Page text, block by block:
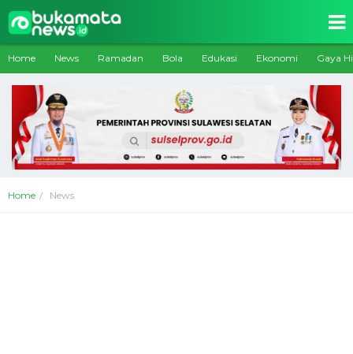
Home News Ramadan Bola Edukasi Ekonomi Gaya
Home News